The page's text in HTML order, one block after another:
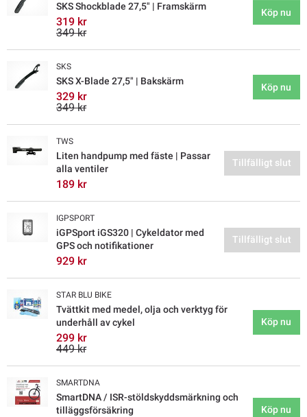
SKS Shockblade 27,5" | Framskärm
319 kr
349 kr
Köp nu
SKS
SKS X-Blade 27,5" | Bakskärm
329 kr
349 kr
Köp nu
TWS
Liten handpump med fäste | Passar
alla ventiler
189 kr
Tillfälligt slut
IGPSPORT
iGPSport iGS320 | Cykeldator med
GPS och notifikationer
929 kr
Tillfälligt slut
STAR BLU BIKE
Tvättkit med medel, olja och verktyg för
underhåll av cykel
299 kr
449 kr
Köp nu
SMARTDNA
SmartDNA / ISR-stöldskyddsmärkning och
tilläggsförsäkring
Köp nu